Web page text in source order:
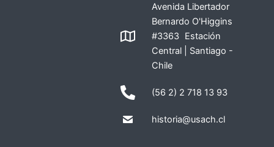
Avenida Libertador
Bernardo O'Higgins
#3363 Estación
Central | Santiago -
Chile
(56 2) 2 718 13 93
historia@usach.cl